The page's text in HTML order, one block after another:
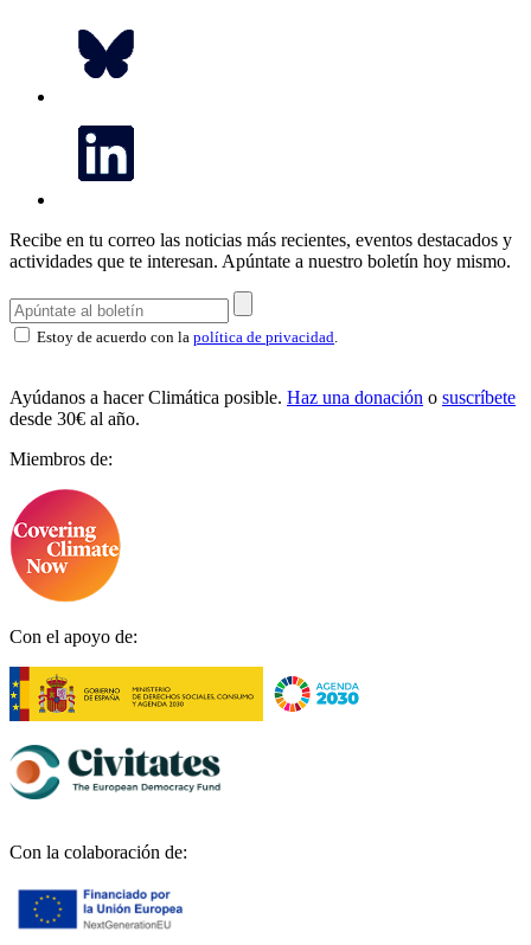
Recibe en tu correo las noticias más recientes, eventos destacados y
actividades que te interesan. Apúntate a nuestro boletín hoy mismo.
Estoy de acuerdo con la política de privacidad.
Ayúdanos a hacer Climática posible. Haz una donación o suscríbete
desde 30€ al año.
Miembros de:
Con el apoyo de:
Con la colaboración de: